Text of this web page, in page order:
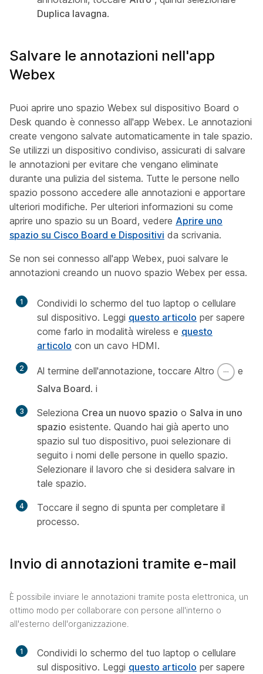
Duplica lavagna.
Salvare le annotazioni nell'app
Webex
Puoi aprire uno spazio Webex sul dispositivo Board o
Desk quando è connesso all'app Webex. Le annotazioni
create vengono salvate automaticamente in tale spazio.
Se utilizzi un dispositivo condiviso, assicurati di salvare
le annotazioni per evitare che vengano eliminate
durante una pulizia del sistema. Tutte le persone nello
spazio possono accedere alle annotazioni e apportare
ulteriori modifiche. Per ulteriori informazioni su come
aprire uno spazio su un Board, vedere Aprire uno
spazio su Cisco Board e Dispositivi da scrivania.
Se non sei connesso all'app Webex, puoi salvare le
annotazioni creando un nuovo spazio Webex per essa.
1
Condividi lo schermo del tuo laptop o cellulare
sul dispositivo. Leggi questo articolo per sapere
come farlo in modalità wireless e questo
articolo con un cavo HDMI.
2 Al termine dell'annotazione, toccare Altro
e
Salva Board. i
3 Seleziona Crea un nuovo spazio o Salva in uno
spazio esistente. Quando hai già aperto uno
spazio sul tuo dispositivo, puoi selezionare di
seguito i nomi delle persone in quello spazio.
Selezionare il lavoro che si desidera salvare in
tale spazio.
4
Toccare il segno di spunta per completare il
processo.
Invio di annotazioni tramite e-mail
È possibile inviare le annotazioni tramite posta elettronica, un
ottimo modo per collaborare con persone all'interno o
all'esterno dell'organizzazione.
1
Condividi lo schermo del tuo laptop o cellulare
sul dispositivo. Leggi questo articolo per sapere